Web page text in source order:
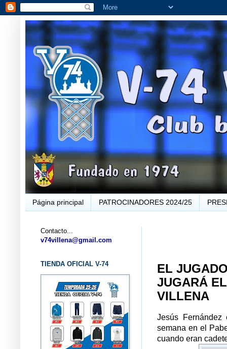
Página principal PATROCINADORES 2024/25
EL
JUGARÁ
VILLENA
Jesús
semana en el
cuando eran
Contacto...
v74villena@gmail.com
TIENDA OFICIAL V-74